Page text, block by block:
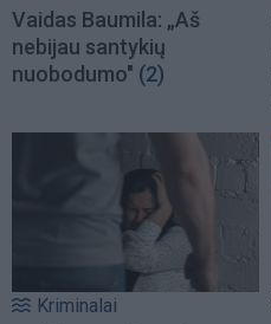
Vaidas Baumila: „Aš
nebijau santykių
nuobodumo" (2)
Kriminalai